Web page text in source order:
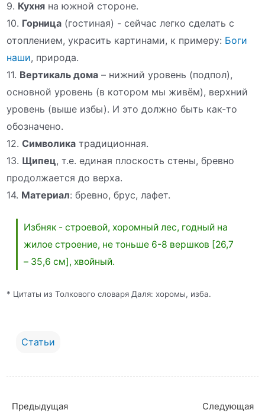
9. Кухня на южной стороне.
10. Горница (гостиная) - сейчас легко сделать с
отоплением, украсить картинами, к примеру: Боги
наши, природа.
11. Вертикаль дома – нижний уровень (подпол),
основной уровень (в котором мы живём), верхний
уровень (выше избы). И это должно быть как-то
обозначено.
12.Символика традиционная.
13. Щипец, т.е. единая плоскость стены, бревно
продолжается до верха.
14. Материал: бревно, брус, лафет.
Избняк - строевой, хоромный лес, годный на
жилое строение, не тоньше 6-8 вершков [26,7
– 35,6 см], хвойный.
* Цитаты из Толкового словаря Даля: хоромы, изба.
Статьи
Предыдущая
Следующая